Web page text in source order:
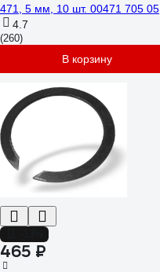
471, 5 мм, 10 шт. 00471 705 05
4.7
(260)
В корзину
465 ₽